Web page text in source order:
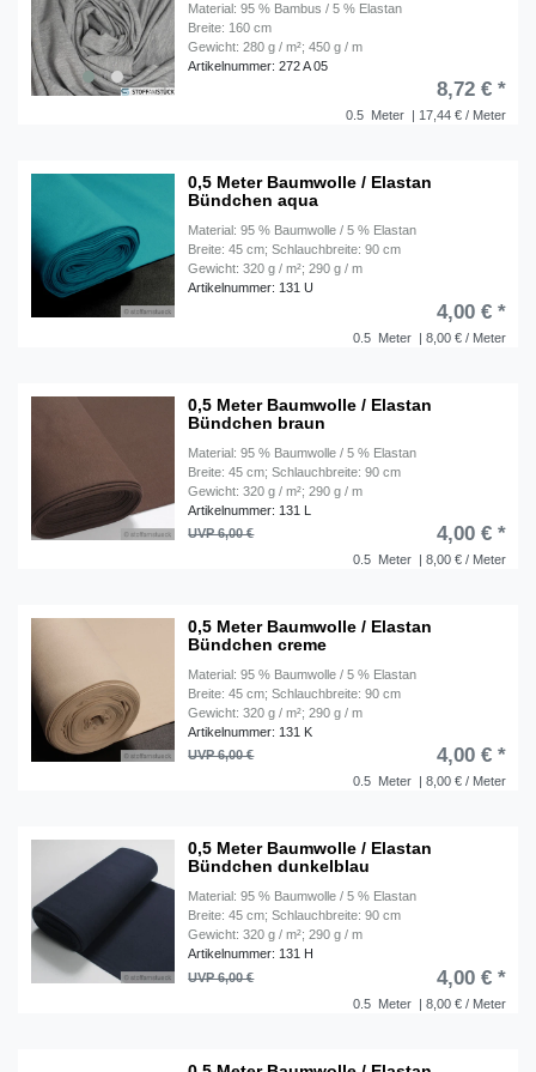
Material: 95 % Bambus / 5 % Elastan
Breite: 160 cm
Gewicht: 280 g / m²; 450 g / m
Artikelnummer: 272 A 05
0.5 Meter | 17,44 € / Meter
8,72 € *
0,5 Meter Baumwolle / Elastan
Bündchen aqua
Material: 95 % Baumwolle / 5 % Elastan
Breite: 45 cm; Schlauchbreite: 90 cm
Gewicht: 320 g / m²; 290 g / m
Artikelnummer: 131 U
0.5 Meter | 8,00 € / Meter
4,00 € *
0,5 Meter Baumwolle / Elastan
Bündchen braun
Material: 95 % Baumwolle / 5 % Elastan
Breite: 45 cm; Schlauchbreite: 90 cm
Gewicht: 320 g / m²; 290 g / m
Artikelnummer: 131 L
0.5 Meter | 8,00 € / Meter
UVP 6,00 € 4,00 € *
0,5 Meter Baumwolle / Elastan
Bündchen creme
Material: 95 % Baumwolle / 5 % Elastan
Breite: 45 cm; Schlauchbreite: 90 cm
Gewicht: 320 g / m²; 290 g / m
Artikelnummer: 131 K
0.5 Meter | 8,00 € / Meter
UVP 6,00 € 4,00 € *
0,5 Meter Baumwolle / Elastan
Bündchen dunkelblau
Material: 95 % Baumwolle / 5 % Elastan
Breite: 45 cm; Schlauchbreite: 90 cm
Gewicht: 320 g / m²; 290 g / m
Artikelnummer: 131 H
0.5 Meter | 8,00 € / Meter
UVP 6,00 € 4,00 € *